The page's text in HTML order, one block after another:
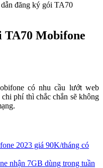
đăng ký gói TA70
TA70 Mobifone
có nhu cầu lướt web
phí thì chắc chắn sẽ không
2023 giá 90K/tháng có
nhận 7GB dùng trong tuần